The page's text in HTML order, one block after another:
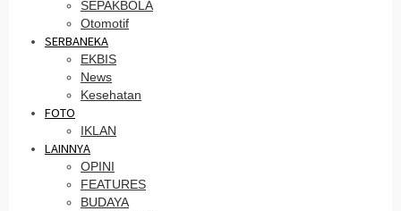
SEPAKBOLA
Otomotif
SERBANEKA
EKBIS
News
Kesehatan
FOTO
IKLAN
LAINNYA
OPINI
FEATURES
BUDAYA